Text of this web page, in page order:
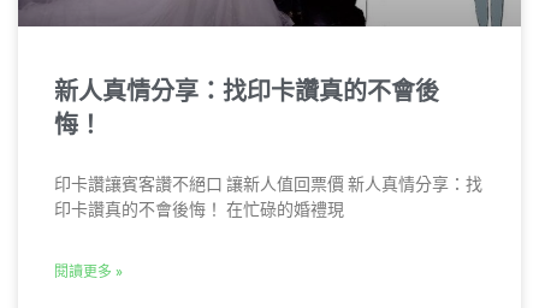
新人真情分享：找印卡讚真的不會後
悔！
印卡讚讓賓客讚不絕口 讓新人值回票價 新人真情分享：找
印卡讚真的不會後悔！ 在忙碌的婚禮現
閱讀更多 »